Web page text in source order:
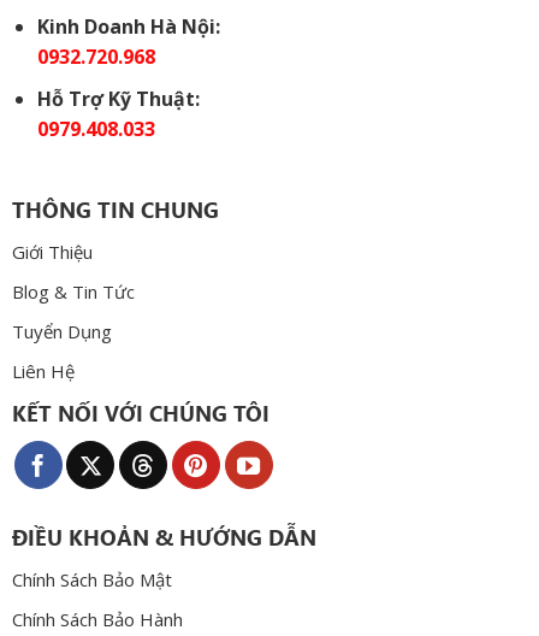
Kinh Doanh Hà Nội:
0932.720.968
Hỗ Trợ Kỹ Thuật:
0979.408.033
THÔNG TIN CHUNG
Giới Thiệu
Blog & Tin Tức
Tuyển Dụng
Liên Hệ
KẾT NỐI VỚI CHÚNG TÔI
ĐIỀU KHOẢN & HƯỚNG DẪN
Chính Sách Bảo Mật
Chính Sách Bảo Hành